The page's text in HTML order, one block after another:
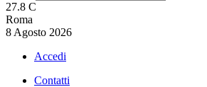
27.8 C
Roma
8 Agosto 2026
Accedi
Contatti